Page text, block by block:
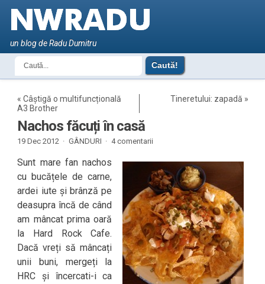
un blog de Radu Dumitru
«Câștigă o multifuncțională
A3 Brother
Tineretului: zapadă »
Nachos făcuți în casă
19 Dec 2012 · GÂNDURI · 4 comentarii
Sunt mare fan nachos
cu bucățele de carne,
ardei iute și brânză pe
deasupra încă de când
am mâncat prima oară
la Hard Rock Cafe.
Dacă vreți să mâncați
unii buni, mergeți la
HRC și încercati-i ca